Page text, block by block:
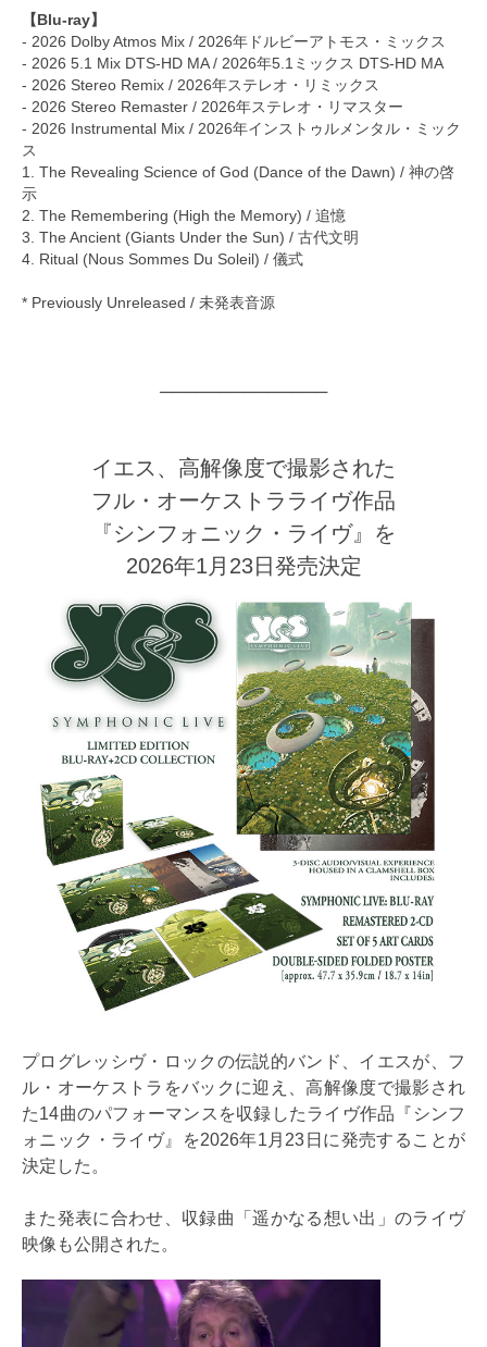
【Blu-ray】
- 2026 Dolby Atmos Mix / 2026年ドルビーアトモス・ミックス
- 2026 5.1 Mix DTS-HD MA / 2026年5.1ミックス DTS-HD MA
- 2026 Stereo Remix / 2026年ステレオ・リミックス
- 2026 Stereo Remaster / 2026年ステレオ・リマスター
- 2026 Instrumental Mix / 2026年インストゥルメンタル・ミック
ス
1. The Revealing Science of God (Dance of the Dawn) / 神の啓
示
2. The Remembering (High the Memory) / 追憶
3. The Ancient (Giants Under the Sun) / 古代文明
4. Ritual (Nous Sommes Du Soleil) / 儀式
* Previously Unreleased / 未発表音源
──────────────
イエス、高解像度で撮影された
フル・オーケストラライヴ作品
『シンフォニック・ライヴ』を
2026年1月23日発売決定
プログレッシヴ・ロックの伝説的バンド、イエスが、フ
ル・オーケストラをバックに迎え、高解像度で撮影され
た14曲のパフォーマンスを収録したライヴ作品『シンフ
ォニック・ライヴ』を2026年1月23日に発売することが
決定した。
また発表に合わせ、収録曲「遥かなる想い出」のライヴ
映像も公開された。